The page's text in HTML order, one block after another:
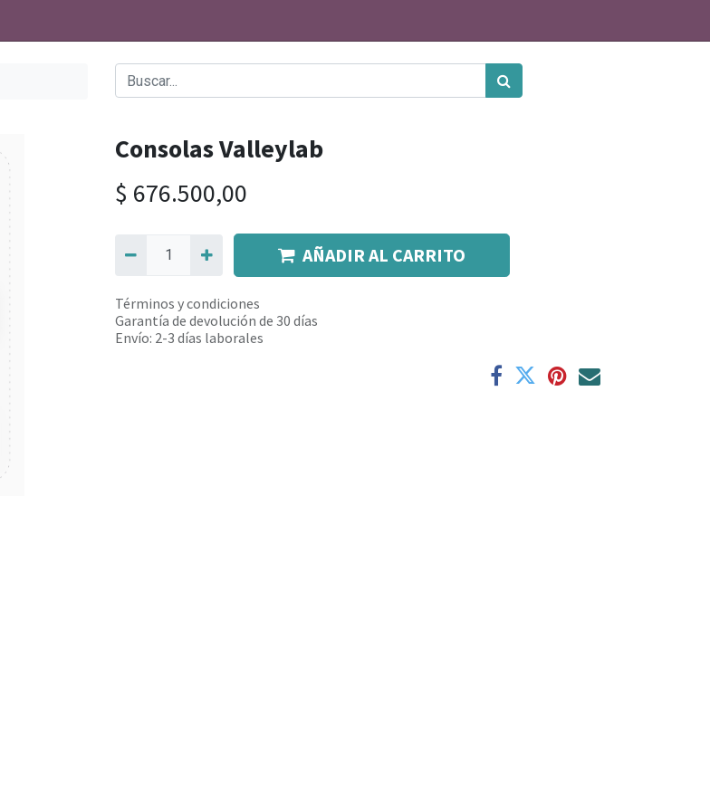
Consolas Valleylab
$ 676.500,00
AÑADIR AL CARRITO
Términos y condiciones
Garantía de devolución de 30 días
Envío: 2-3 días laborales